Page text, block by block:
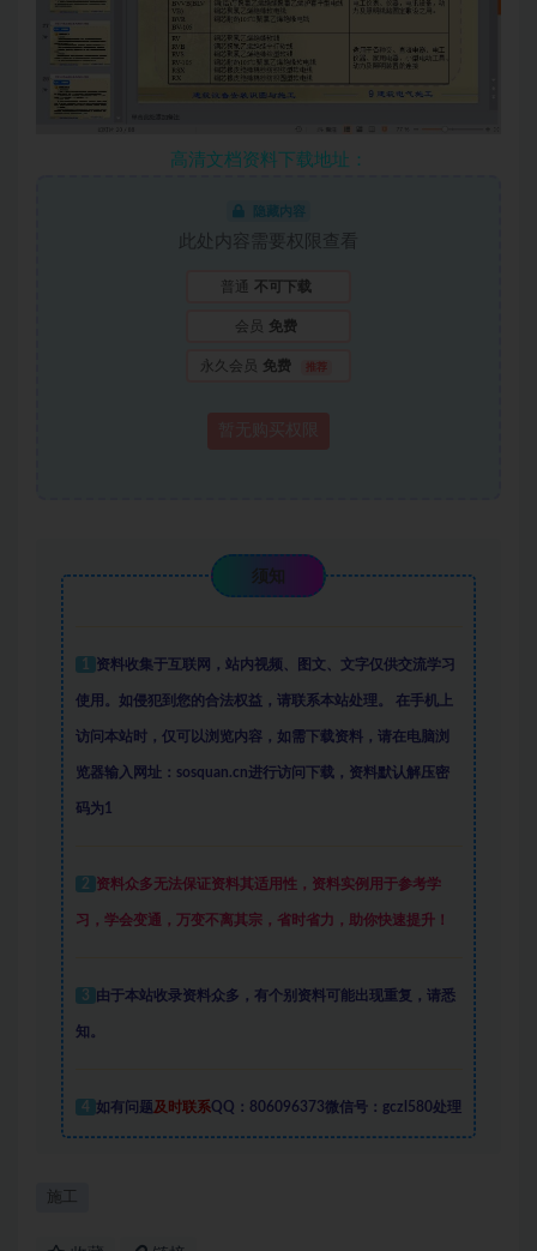
高清文档资料下载地址：
隐藏内容
此处内容需要权限查看
普通 不可下载
会员 免费
永久会员 免费 推荐
须知
1 资料收集于互联网 ， 站内视频、图文、文字仅供交流学习
使用。如侵犯到您的合法权益，请联系本站处理。 在手机上
访问本站时，仅可以浏览内容，如需下载资料，请在电脑浏
览器输入网址：sosquan.cn进行访问下载， 资料默认解压密
码为1
2 资料众多无法保证资料其适用性，资料实例 用于参考学
习，学会变通，万变不离其宗，省时省力，助你快速提升！
3 由于本站收录资料众多，有个别资料可能出现重复，请悉
知。
4 如有问题及时联系QQ：806096373微信号：gczl580处理
施工